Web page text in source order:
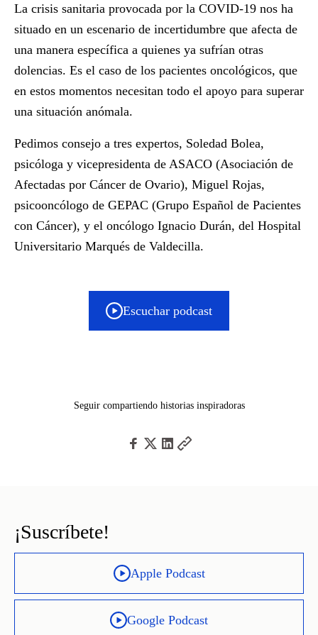
La crisis sanitaria provocada por la COVID-19 nos ha
situado en un escenario de incertidumbre que afecta de
una manera específica a quienes ya sufrían otras
dolencias. Es el caso de los pacientes oncológicos, que
en estos momentos necesitan todo el apoyo para superar
una situación anómala.
Pedimos consejo a tres expertos, Soledad Bolea,
psicóloga y vicepresidenta de ASACO (Asociación de
Afectadas por Cáncer de Ovario), Miguel Rojas,
psicooncólogo de GEPAC (Grupo Español de Pacientes
con Cáncer), y el oncólogo Ignacio Durán, del Hospital
Universitario Marqués de Valdecilla.
Escuchar podcast
Seguir compartiendo historias inspiradoras
¡Suscríbete!
Apple Podcast
Google Podcast